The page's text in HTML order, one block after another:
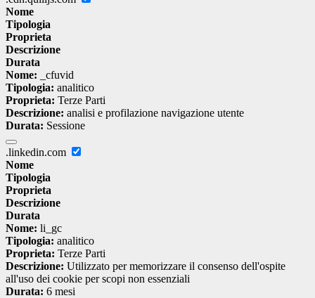
Nome
Tipologia
Proprieta
Descrizione
Durata
Nome: _cfuvid
Tipologia: analitico
Proprieta: Terze Parti
Descrizione: analisi e profilazione navigazione utente
Durata: Sessione
.linkedin.com
Nome
Tipologia
Proprieta
Descrizione
Durata
Nome: li_gc
Tipologia: analitico
Proprieta: Terze Parti
Descrizione: Utilizzato per memorizzare il consenso dell'ospite
all'uso dei cookie per scopi non essenziali
Durata: 6 mesi